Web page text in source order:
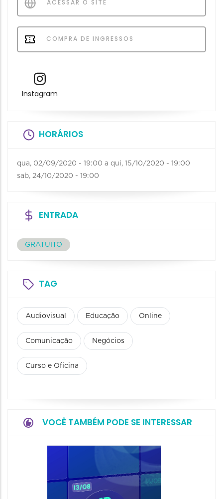
ACESSAR O SITE
COMPRA DE INGRESSOS
Instagram
HORÁRIOS
qua, 02/09/2020 - 19:00 a qui, 15/10/2020 - 19:00
sab, 24/10/2020 - 19:00
ENTRADA
GRATUITO
TAG
Audiovisual Educação Online
Comunicação Negócios
Curso e Oficina
VOCÊ TAMBÉM PODE SE INTERESSAR